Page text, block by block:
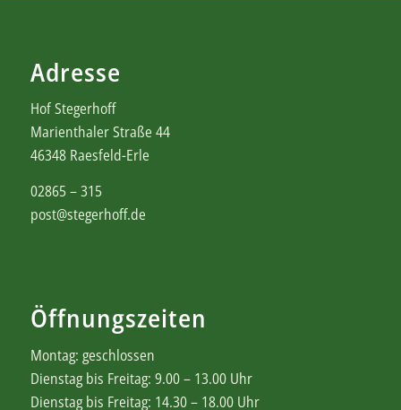
Adresse
Hof Stegerhoff
Marienthaler Straße 44
46348 Raesfeld-Erle
02865 – 315
post@stegerhoff.de
Öffnungszeiten
Montag: geschlossen
Dienstag bis Freitag: 9.00 – 13.00 Uhr
Dienstag bis Freitag: 14.30 – 18.00 Uhr